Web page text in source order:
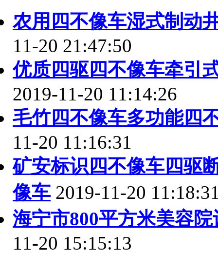
农用四不像车湿式制动
11-20 21:47:50
优质四驱四不像车牵引
2019-11-20 11:14:26
毛竹四不像车多功能四
11-20 11:16:31
矿安标识四不像车四驱
像车 2019-11-20
海宁市800平方米美容
11-20 15:15:13